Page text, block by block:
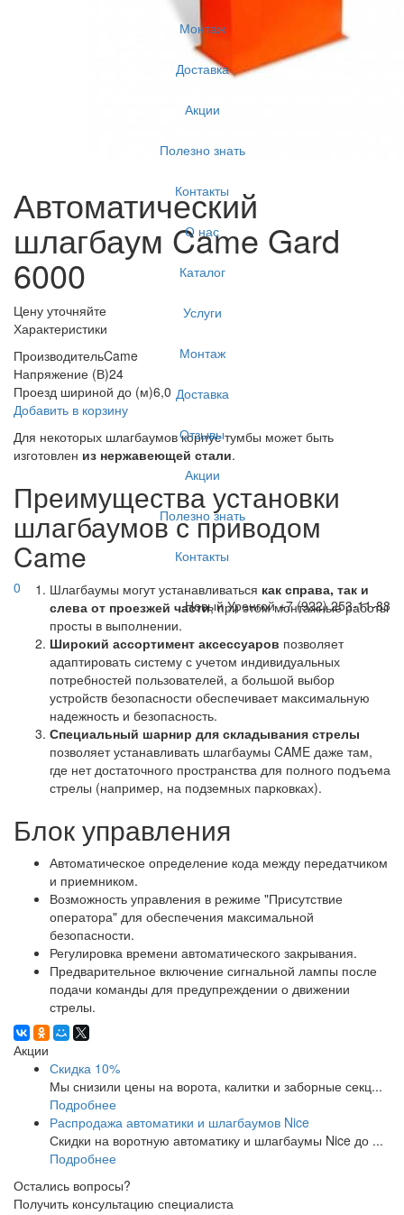
Монтаж
Доставка
Акции
Полезно знать
Контакты
О нас
Каталог
Услуги
Монтаж
Доставка
Отзывы
Акции
Полезно знать
Контакты
0
Новый Уренгой+7 (922) 253-11-88
Автоматический
шлагбаум Came Gard
6000
Цену уточняйте
Характеристики
ПроизводительCame
Напряжение (В)24
Проезд шириной до (м)6,0
Добавить в корзину
Для некоторых шлагбаумов корпус тумбы может быть
изготовлен из нержавеющей стали.
Преимущества установки
шлагбаумов с приводом
Came
Шлагбаумы могут устанавливаться как справа, так и
слева от проезжей части, при этом монтажные работы
просты в выполнении.
Широкий ассортимент аксессуаров позволяет
адаптировать систему с учетом индивидуальных
потребностей пользователей, а большой выбор
устройств безопасности обеспечивает максимальную
надежность и безопасность.
Специальный шарнир для складывания стрелы
позволяет устанавливать шлагбаумы CAME даже там,
где нет достаточного пространства для полного подъема
стрелы (например, на подземных парковках).
Блок управления
Автоматическое определение кода между передатчиком
и приемником.
Возможность управления в режиме "Присутствие
оператора" для обеспечения максимальной
безопасности.
Регулировка времени автоматического закрывания.
Предварительное включение сигнальной лампы после
подачи команды для предупреждении о движении
стрелы.
Акции
Скидка 10%
Мы снизили цены на ворота, калитки и заборные секц...
Подробнее
Распродажа автоматики и шлагбаумов Nice
Скидки на воротную автоматику и шлагбаумы Nice до ...
Подробнее
Остались вопросы?
Получить консультацию специалиста